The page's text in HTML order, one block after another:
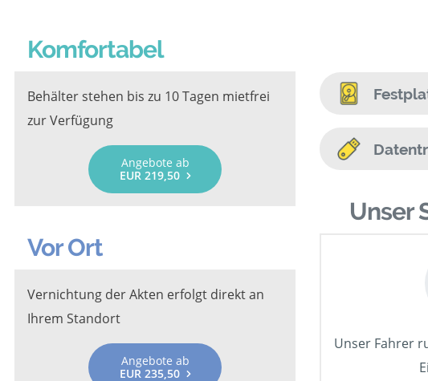
Komfortabel
Behälter stehen bis zu 10 Tagen mietfrei
zur Verfügung
Angebote ab
EUR 219,50
Vor Ort
Vernichtung der Akten erfolgt direkt an
Ihrem Standort
Angebote ab
EUR 235,50
Unser
Unser Fahrer